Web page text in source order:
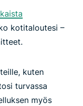
kotitaloutesi –
kuten
turvassa
myös